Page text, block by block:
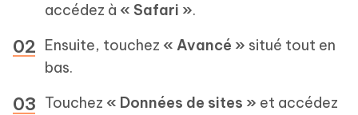
accédez à « Safari ».
Ensuite, touchez « Avancé » situé tout en
bas.
Touchez « Données de sites » et accédez